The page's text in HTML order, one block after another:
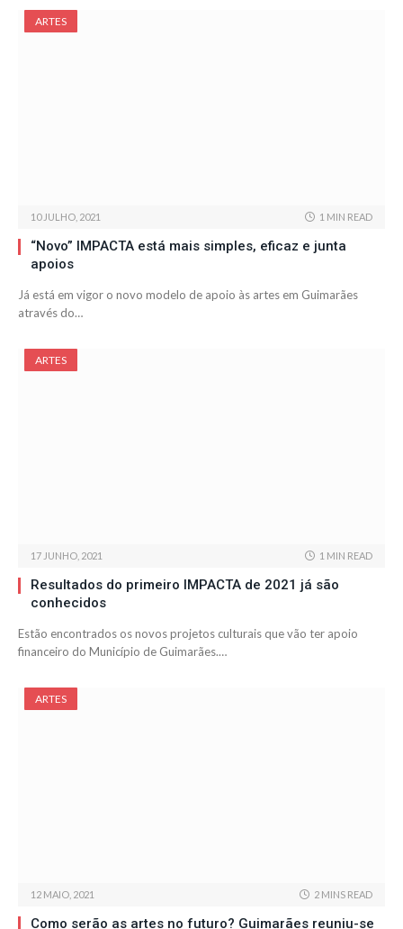
ARTES
10 JULHO, 2021 1 MIN READ
“Novo” IMPACTA está mais simples, eficaz e junta
apoios
Já está em vigor o novo modelo de apoio às artes em Guimarães
através do…
ARTES
17 JUNHO, 2021 1 MIN READ
Resultados do primeiro IMPACTA de 2021 já são
conhecidos
Estão encontrados os novos projetos culturais que vão ter apoio
financeiro do Município de Guimarães.…
ARTES
12 MAIO, 2021 2 MINS READ
Como serão as artes no futuro? Guimarães reuniu-se